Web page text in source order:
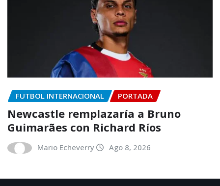
FUTBOL INTERNACIONAL PORTADA
Newcastle remplazaría a Bruno
Guimarães con Richard Ríos
Mario Echeverry Ago 8, 2026